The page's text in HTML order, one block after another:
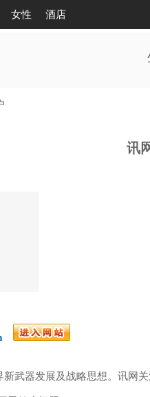
女性 酒店
讯
武器发展及战略思想。讯网